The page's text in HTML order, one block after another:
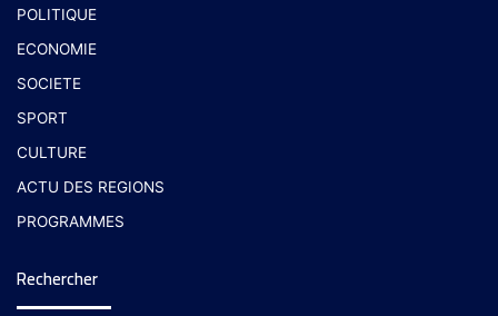
POLITIQUE
ECONOMIE
SOCIETE
SPORT
CULTURE
ACTU DES REGIONS
PROGRAMMES
Rechercher